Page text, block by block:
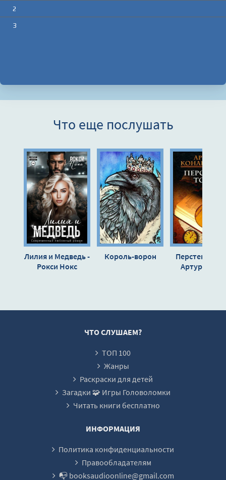
2
3
Что еще послушать
Лилия и Медведь -
Рокси Нокс
Король-ворон
Перстень
Артур Конан
ЧТО СЛУШАЕМ?
ТОП 100
Жанры
Раскраски для детей
Загадки 🧩 Игры Головоломки
Читать книги бесплатно
ИНФОРМАЦИЯ
Политика конфиденциальности
Правообладателям
📭 booksaudioonline@gmail.com